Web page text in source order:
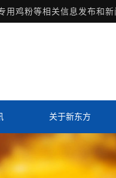
用鸡粉等相关信息发布和
关于新东方